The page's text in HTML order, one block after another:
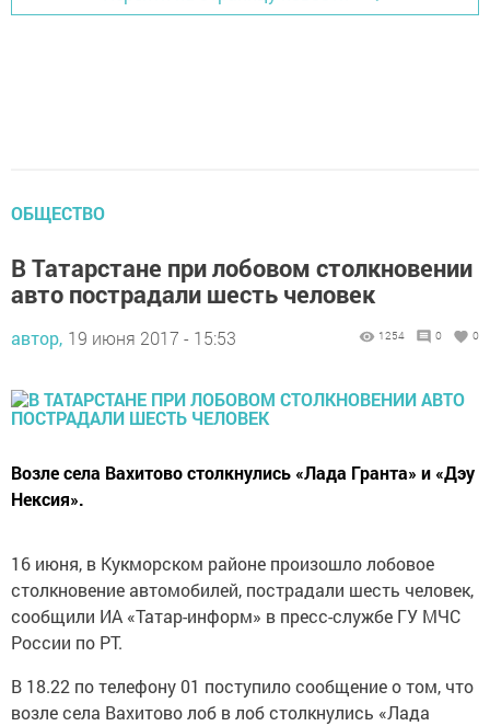
ОБЩЕСТВО
В Татарстане при лобовом столкновении
авто пострадали шесть человек
автор, 19 июня 2017 - 15:53 1254 0 0
Возле села Вахитово столкнулись «Лада Гранта» и «Дэу
Нексия».
16 июня, в Кукморском районе произошло лобовое
столкновение автомобилей, пострадали шесть человек,
сообщили ИА «Татар-информ» в пресс-службе ГУ МЧС
России по РТ.
В 18.22 по телефону 01 поступило сообщение о том, что
возле села Вахитово лоб в лоб столкнулись «Лада